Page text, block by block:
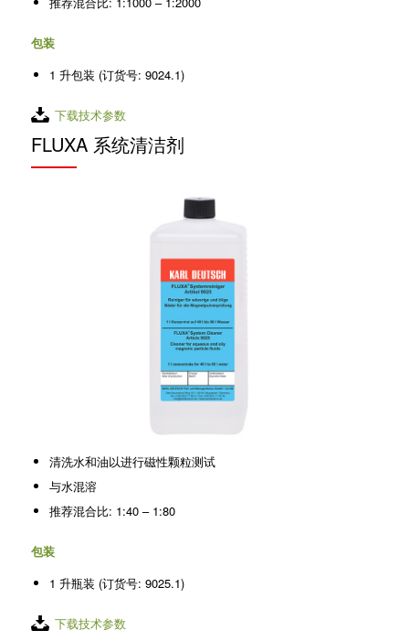
包装
1 升包装 (订货号: 9024.1)
下载技术参数
FLUXA 系统清洁剂
清洗水和油以进行磁性颗粒测试
与水混溶
推荐混合比: 1:40 – 1:80
包装
1 升瓶装 (订货号: 9025.1)
下载技术参数